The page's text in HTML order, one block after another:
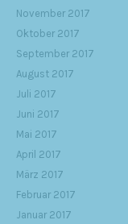
November 2017
Oktober 2017
September 2017
August 2017
Juli 2017
Juni 2017
Mai 2017
April 2017
März 2017
Februar 2017
Januar 2017